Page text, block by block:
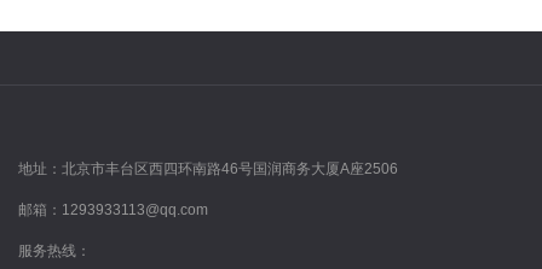
地址： 北京市丰台区西四环南路46号国润商务大厦A座2506
邮箱： 1293933113@qq.com
服务热线：